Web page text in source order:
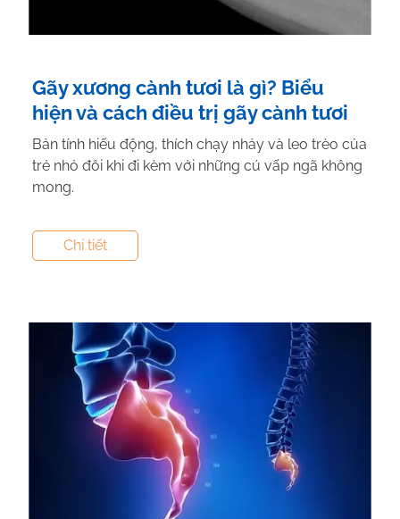
Gãy xương cành tươi là gì? Biểu
hiện và cách điều trị gãy cành tươi
Bản tính hiếu động, thích chạy nhảy và leo trèo của
trẻ nhỏ đôi khi đi kèm với những cú vấp ngã không
mong.
Sĩ Vũ Thị Hậu
Chi tiết